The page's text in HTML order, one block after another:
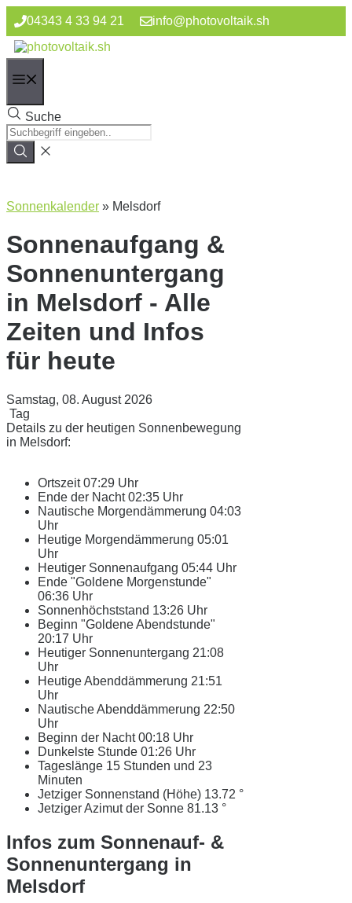
Zum
Inhalt
springen
04343 4 33 94 21 info@photovoltaik.sh
Suche
Sonnenkalender » Melsdorf
Sonnenaufgang &
Sonnenuntergang
in Melsdorf - Alle
Zeiten und Infos
für heute
Samstag, 08. August 2026
Tag
Details zu der heutigen Sonnenbewegung
in Melsdorf:
Ortszeit07:29 Uhr
Ende der Nacht02:35 Uhr
Nautische Morgendämmerung 04:03
Uhr
Heutige Morgendämmerung 05:01
Uhr
Heutiger Sonnenaufgang 05:44 Uhr
Ende "Goldene Morgenstunde"
06:36 Uhr
Sonnenhöchststand 13:26 Uhr
Beginn "Goldene Abendstunde"
20:17 Uhr
Heutiger Sonnenuntergang 21:08
Uhr
Heutige Abenddämmerung 21:51
Uhr
Nautische Abenddämmerung 22:50
Uhr
Beginn der Nacht00:18 Uhr
Dunkelste Stunde 01:26 Uhr
Tageslänge 15 Stunden und 23
Minuten
Jetziger Sonnenstand (Höhe) 13.72 °
Jetziger Azimut der Sonne 81.13 °
Infos zum Sonnenauf- &
Sonnenuntergang in
Melsdorf